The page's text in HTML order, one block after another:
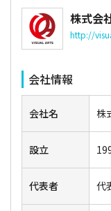
株式会
http://
会社情報
会社名 株
設立
代表者 代